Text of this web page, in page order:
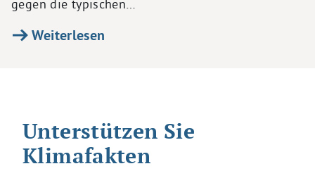
gegen die typischen…
Weiterlesen
Unterstützen Sie
Klimafakten